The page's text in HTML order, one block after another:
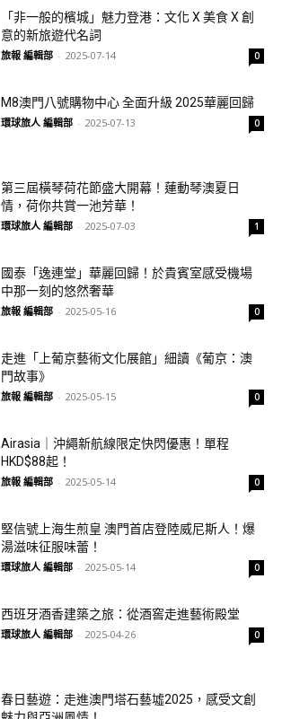
「非一般的檳城」魅力登港：文化 X 美食 X 創
意的新旅遊代名詞
旅報 編輯部 - 2025-07-14 0
M8澳門八號購物中心 全面升級 2025華麗回歸
環球旅人 編輯部 - 2025-07-13 0
第三屆橫琴荷花節盛大開幕！蓮動琴澳夏日
情，荷你共賞一池芳華！
環球旅人 編輯部 - 2025-07-03 1
國泰「逸連堂」華麗回歸！於貴賓室感受機場
中那一刻的悠然奢華
旅報 編輯部 - 2025-05-16 0
走進「上葡京藝術文化展館」細讀《葡京：澳
門故事》
旅報 編輯部 - 2025-05-15 0
Airasia｜沖繩新航線限定快閃優惠！單程
HKD$88起！
旅報 編輯部 - 2025-05-14 0
堅信號上海生煎皇 澳門首店登陸威尼斯人！爆
湯滋味征服味蕾！
環球旅人 編輯部 - 2025-05-14 0
西班牙酒香建築之旅：從酒窖走進藝術殿堂
環球旅人 編輯部 - 2025-04-26 0
春日藝遊：走進澳門塔石藝墟2025，感受文創